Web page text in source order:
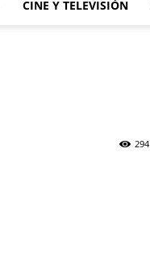
CINE Y TELEVISIÓN
294